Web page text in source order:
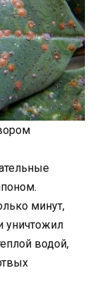
минут,
уничтожил
водой,